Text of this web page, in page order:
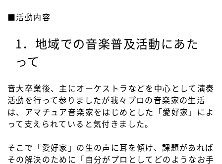
■活動内容
1．地域での音楽普及活動にあた
って
音大卒業後、主にオーケストラなどを中心として演奏
活動を行って参りましたが我々プロの音楽家の生活
は、アマチュア音楽家をはじめとした「愛好家」によ
って支えられていると気付きました。
そこで「愛好家」の生の声に耳を傾け、課題があれば
その解決のために「自分がプロとしてどのようなお手